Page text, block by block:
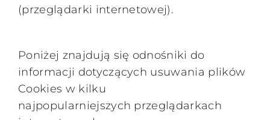
(przeglądarki internetowej).
Poniżej znajdują się odnośniki do
informacji dotyczących usuwania plików
Cookies w kilku
najpopularniejszych przeglądarkach